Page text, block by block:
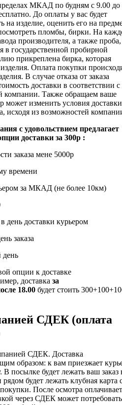
МКАД по будням с 9.00 до
До оплаты у вас будет
на изделие, оценить его на
пломбы, бирки. На
производителя, а также проба,
в государственной пробирной
прикреплена бирка, которая
Оплата покупки
В случае отказа от заказа
доставки в соответствии с
компании. Также обращаем ваше
может изменить условия доставки
исходя из возможностей
с удовольствием предлагает
доставки за 300р :
заказа мене 5000р
времени
за МКАД (не более 10км)
день доставки курьером
заказа
день
опции к доставке
доставка за
18.00 будет стоить
СДЕК (оплата
СДЕК. Доставка
образом: к вам приезжает
посылке будет лежать ваш заказ
будет лежать клубная карта
После осмотра
через СДЕК может